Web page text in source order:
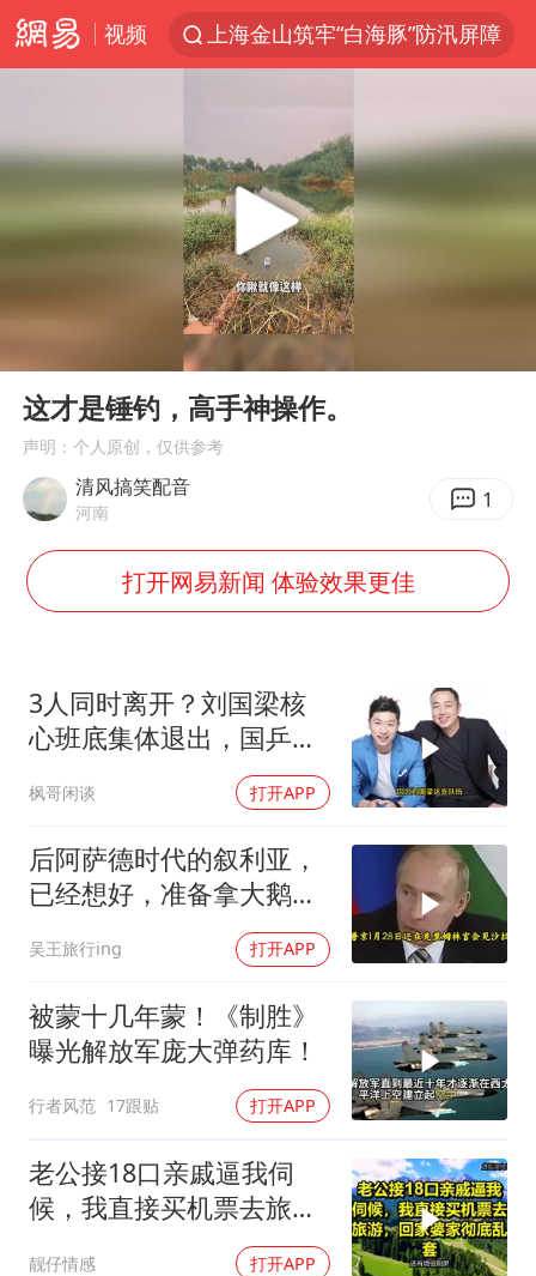
视频
上海金山筑牢“白海豚”防汛屏障
夏日经济乘热而上 消费市场向新而行
于东来回应胖东来近25年老店年底关闭
美将每月供乌爱国者拦截导弹
央视新主播李秋莹母校发文祝贺
暑期研学游升温 在旅途中增长知识
猫咪过火把节被抹成黑猫
宝妈给四胞胎取名平安喜乐
BLG经理辟谣Bin离队
Play
这才是锤钓，高手神操作。
声明：个人原创，仅供参考
清风搞笑配音
河南 1
打开网易新闻 体验效果更佳
3人同时离开？刘国梁核
心班底集体退出，国乒管
枫哥闲谈 打开APP
后阿萨德时代的叙利亚，
已经想好，准备拿大鹅石
吴王旅行ing 打开APP
被蒙十几年蒙！《制胜》
曝光解放军庞大弹药库！
行者风范 17跟贴 打开APP
老公接18口亲戚逼我伺
候，我直接买机票去旅
游，回家婆家彻底乱套
靓仔情感 打开APP